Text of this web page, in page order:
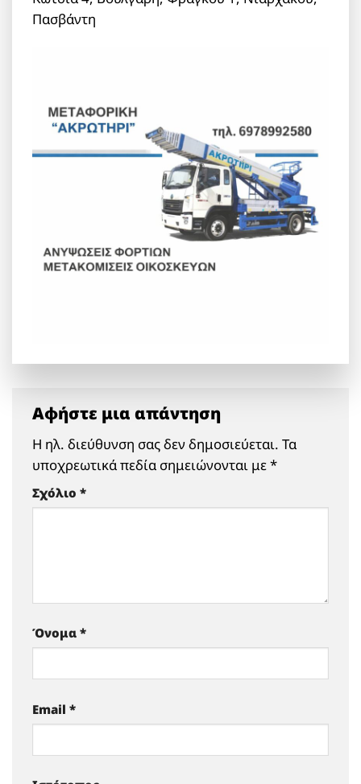
Πασβάντη
Αφήστε μια απάντηση
Η ηλ. διεύθυνση σας δεν δημοσιεύεται. Τα
υποχρεωτικά πεδία σημειώνονται με*
Σχόλιο *
Όνομα *
Email *